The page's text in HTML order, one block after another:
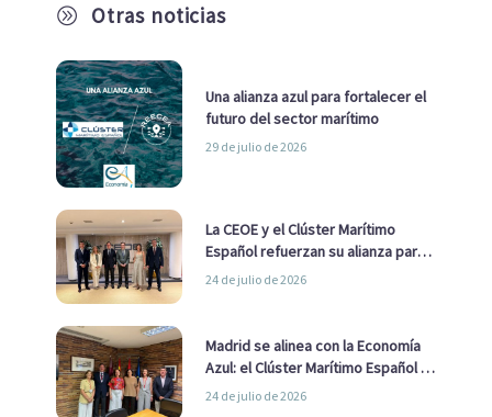
A Otras noticias
Una alianza azul para fortalecer el
futuro del sector marítimo
29 de julio de 2026
La CEOE y el Clúster Marítimo
Español refuerzan su alianza para
impulsar una estrategia Nacional
24 de julio de 2026
Madrid se alinea con la Economía
Azul: el Clúster Marítimo Español y
la Real Liga Naval avanzan alianzas
24 de julio de 2026